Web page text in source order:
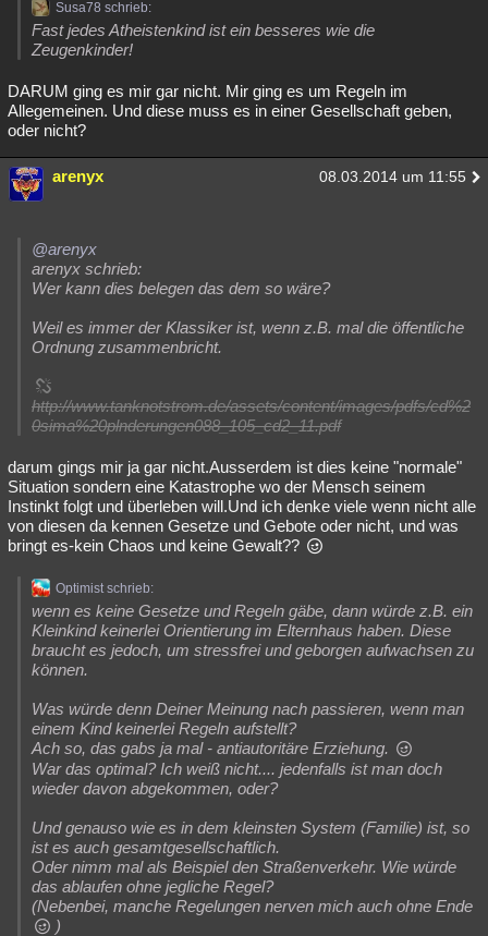
Susa78 schrieb:
Fast jedes Atheistenkind ist ein besseres wie die
Zeugenkinder!
DARUM ging es mir gar nicht. Mir ging es um Regeln im
Allegemeinen. Und diese muss es in einer Gesellschaft geben,
oder nicht?
arenyx 08.03.2014 um 11:55
@arenyx
arenyx schrieb:
Wer kann dies belegen das dem so wäre?
Weil es immer der Klassiker ist, wenn z.B. mal die öffentliche
Ordnung zusammenbricht.
http://www.tanknotstrom.de/assets/content/images/pdfs/cd%2
0sima%20plnderungen088_105_cd2_11.pdf
darum gings mir ja gar nicht.Ausserdem ist dies keine "normale"
Situation sondern eine Katastrophe wo der Mensch seinem
Instinkt folgt und überleben will.Und ich denke viele wenn nicht alle
von diesen da kennen Gesetze und Gebote oder nicht, und was
bringt es-kein Chaos und keine Gewalt??
Optimist schrieb:
wenn es keine Gesetze und Regeln gäbe, dann würde z.B. ein
Kleinkind keinerlei Orientierung im Elternhaus haben. Diese
braucht es jedoch, um stressfrei und geborgen aufwachsen zu
können.
Was würde denn Deiner Meinung nach passieren, wenn man
einem Kind keinerlei Regeln aufstellt?
Ach so, das gabs ja mal - antiautoritäre Erziehung.
War das optimal? Ich weiß nicht.... jedenfalls ist man doch
wieder davon abgekommen, oder?
Und genauso wie es in dem kleinsten System (Familie) ist, so
ist es auch gesamtgesellschaftlich.
Oder nimm mal als Beispiel den Straßenverkehr. Wie würde
das ablaufen ohne jegliche Regel?
(Nebenbei, manche Regelungen nerven mich auch ohne Ende
)